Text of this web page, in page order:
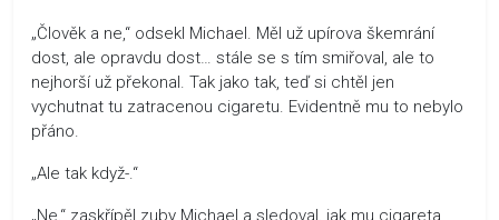
„Člověk a ne,“ odsekl Michael. Měl už upírova škemrání
dost, ale opravdu dost… stále se s tím smiřoval, ale to
nejhorší už překonal. Tak jako tak, teď si chtěl jen
vychutnat tu zatracenou cigaretu. Evidentně mu to nebylo
přáno.
„Ale tak když-.“
„Ne,“ zaskřípěl zuby Michael a sledoval, jak mu cigareta